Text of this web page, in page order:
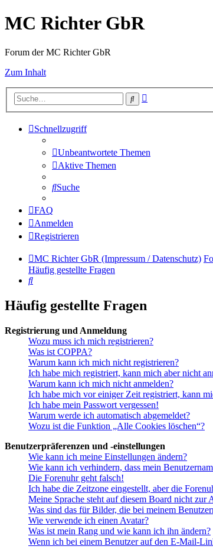
MC Richter GbR
Forum der MC Richter GbR
Zum Inhalt
Suche
Schnellzugriff
Unbeantwortete Themen
Aktive Themen
Suche
FAQ
Anmelden
Registrieren
MC Richter GbR (Impressum / Datenschutz)
Häufig gestellte Fragen
Suche
Häufig gestellte Fragen
Registrierung und Anmeldung
Wozu muss ich mich registrieren?
Was ist COPPA?
Warum kann ich mich nicht registrieren?
Ich habe mich registriert, kann mich aber nicht
Warum kann ich mich nicht anmelden?
Ich habe mich vor einiger Zeit registriert, kann
Ich habe mein Passwort vergessen!
Warum werde ich automatisch abgemeldet?
Wozu ist die Funktion „Alle Cookies löschen“?
Benutzerpräferenzen und -einstellungen
Wie kann ich meine Einstellungen ändern?
Wie kann ich verhindern, dass mein
Die Forenuhr geht falsch!
Ich habe die Zeitzone eingestellt, aber die
Meine Sprache steht auf diesem Board nicht zur
Was sind das für Bilder, die bei meinem
Wie verwende ich einen Avatar?
Was ist mein Rang und wie kann ich ihn ändern?
Wenn ich bei einem Benutzer auf den E-Mail-